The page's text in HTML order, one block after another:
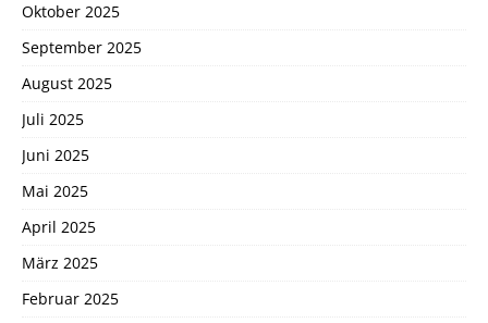
Oktober 2025
September 2025
August 2025
Juli 2025
Juni 2025
Mai 2025
April 2025
März 2025
Februar 2025